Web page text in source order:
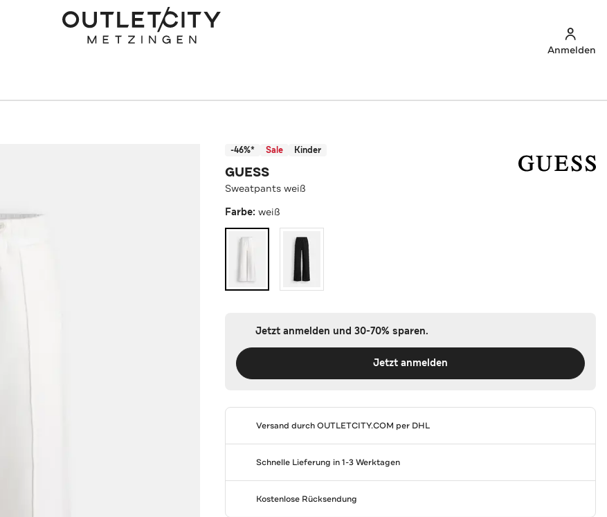
Anmelden
-46%* Sale Kinder
GUESS
Sweatpants weiß
Farbe:weiß
Jetzt anmelden und 30-70% sparen.
Jetzt anmelden
Versand durchOUTLETCITY.COM per DHL
Schnelle Lieferung in 1-3 Werktagen
Kostenlose Rücksendung